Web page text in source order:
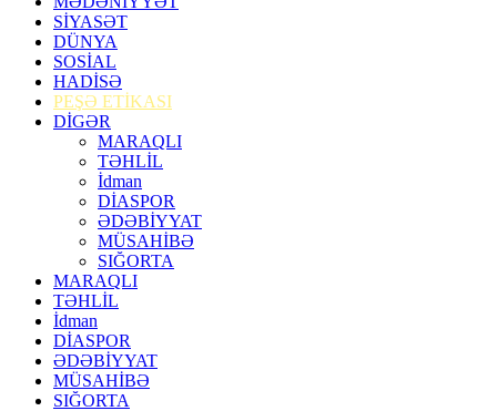
SİYASƏT
DÜNYA
SOSİAL
HADİSƏ
PEŞƏ ETİKASI
DİGƏR
MARAQLI
TƏHLİL
İdman
DİASPOR
ƏDƏBİYYAT
MÜSAHİBƏ
SIĞORTA
MARAQLI
TƏHLİL
İdman
DİASPOR
ƏDƏBİYYAT
MÜSAHİBƏ
SIĞORTA